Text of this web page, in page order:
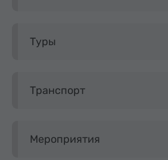
Туры
Транспорт
Мероприятия